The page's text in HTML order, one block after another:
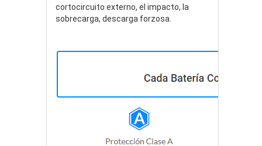
cortocircuito externo, el impacto, la
sobrecarga, descarga forzosa.